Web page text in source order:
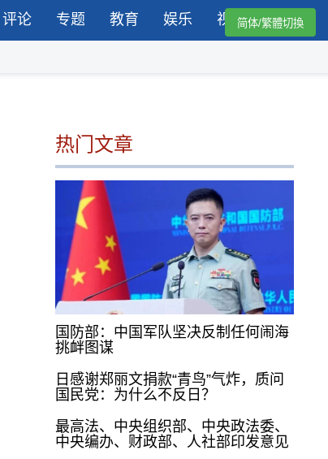
评论 专题 教育 娱乐 视频简体/繁體切換
热门文章
国防部：中国军队坚决反制任何闹海
挑衅图谋
日感谢郑丽文捐款“青鸟”气炸，质问
国民党：为什么不反日？
最高法、中央组织部、中央政法委、
中央编办、财政部、人社部印发意见